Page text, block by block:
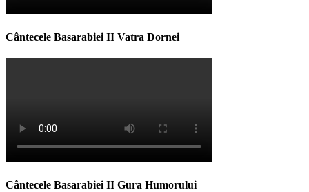
Cântecele Basarabiei II Vatra Dornei
Cântecele Basarabiei II Gura Humorului